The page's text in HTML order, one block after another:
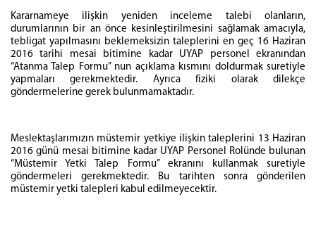
Kararnameye ilişkin yeniden inceleme talebi olanların,
durumlarının bir an önce kesinleştirilmesini sağlamak amacıyla,
tebligat yapılmasını beklemeksizin taleplerini en geç 16 Haziran
2016 tarihi mesai bitimine kadar UYAP personel ekranından
“Atanma Talep Formu” nun açıklama kısmını doldurmak suretiyle
yapmaları gerekmektedir. Ayrıca fiziki olarak dilekçe
göndermelerine gerek bulunmamaktadır.
Meslektaşlarımızın müstemir yetkiye ilişkin taleplerini 13 Haziran
2016 günü mesai bitimine kadar UYAP Personel Rolünde bulunan
“Müstemir Yetki Talep Formu” ekranını kullanmak suretiyle
göndermeleri gerekmektedir. Bu tarihten sonra gönderilen
müstemir yetki talepleri kabul edilmeyecektir.